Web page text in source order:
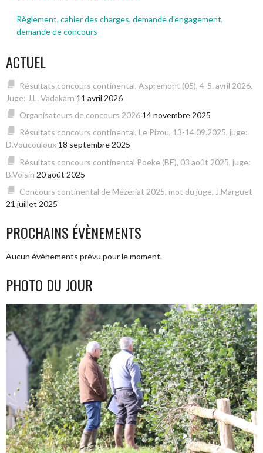
Règlement, cahier des charges, demande d’engagement,
demande de concours
ACTUEL
Résultats concours continental, Aspremont (05), 4-5. avril 2026,
Juge: J.L. Vadakarn 11 avril 2026
Organisateurs de concours 2026 14 novembre 2025
Résultats concours continental, Le Pizou, 13-14.09.2025, juge:
D.Voucouloux 18 septembre 2025
Résultats concours continental Poeke (BE), 03 août 2025, juge:
B.Voisin 20 août 2025
Concours continental de Mézériat 2025, mot du juge, J.Marguet
21 juillet 2025
PROCHAINS ÉVÈNEMENTS
Aucun évènements prévu pour le moment.
PHOTO DU JOUR